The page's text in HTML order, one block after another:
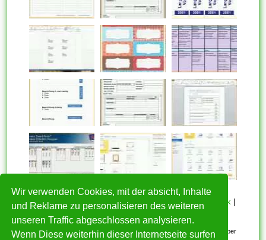
Wir verwenden Cookies, mit der absicht, Inhalte
und Reklame zu personalisieren des weiteren
unseren Traffic abgeschlossen analysieren.
Wenn Diese weiterhin dieser Internetseite surfen
HOME Datenschutzerklärung |Cookie Politik
Copyright
Nutzungsbedingungen
Alle eingereichten Inhalte bleiben dem ursprünglichen Copyright-Inhaber